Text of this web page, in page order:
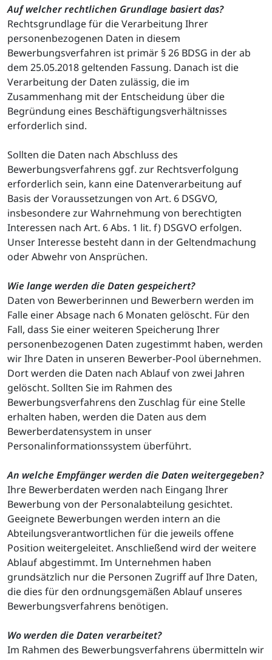
Auf welcher rechtlichen Grundlage basiert das?
Rechtsgrundlage für die Verarbeitung Ihrer
personenbezogenen Daten in diesem
Bewerbungsverfahren ist primär § 26 BDSG in der ab
dem 25.05.2018 geltenden Fassung. Danach ist die
Verarbeitung der Daten zulässig, die im
Zusammenhang mit der Entscheidung über die
Begründung eines Beschäftigungsverhältnisses
erforderlich sind.
Sollten die Daten nach Abschluss des
Bewerbungsverfahrens ggf. zur Rechtsverfolgung
erforderlich sein, kann eine Datenverarbeitung auf
Basis der Voraussetzungen von Art. 6 DSGVO,
insbesondere zur Wahrnehmung von berechtigten
Interessen nach Art. 6 Abs. 1 lit. f) DSGVO erfolgen.
Unser Interesse besteht dann in der Geltendmachung
oder Abwehr von Ansprüchen.
Wie lange werden die Daten gespeichert?
Daten von Bewerberinnen und Bewerbern werden im
Falle einer Absage nach 6 Monaten gelöscht. Für den
Fall, dass Sie einer weiteren Speicherung Ihrer
personenbezogenen Daten zugestimmt haben, werden
wir Ihre Daten in unseren Bewerber-Pool übernehmen.
Dort werden die Daten nach Ablauf von zwei Jahren
gelöscht. Sollten Sie im Rahmen des
Bewerbungsverfahrens den Zuschlag für eine Stelle
erhalten haben, werden die Daten aus dem
Bewerberdatensystem in unser
Personalinformationssystem überführt.
An welche Empfänger werden die Daten weitergegeben?
Ihre Bewerberdaten werden nach Eingang Ihrer
Bewerbung von der Personalabteilung gesichtet.
Geeignete Bewerbungen werden intern an die
Abteilungsverantwortlichen für die jeweils offene
Position weitergeleitet. Anschließend wird der weitere
Ablauf abgestimmt. Im Unternehmen haben
grundsätzlich nur die Personen Zugriff auf Ihre Daten,
die dies für den ordnungsgemäßen Ablauf unseres
Bewerbungsverfahrens benötigen.
Wo werden die Daten verarbeitet?
Im Rahmen des Bewerbungsverfahrens übermitteln wir